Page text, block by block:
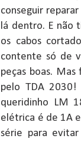
conseguir
lá dentro. E não
os cabos
contente só de
peças boas.
pelo TDA
queridinho LM
elétrica é de 1A
série para evitar